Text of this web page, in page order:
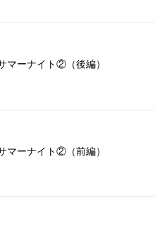
マーナイト②（後編）
マーナイト②（前編）